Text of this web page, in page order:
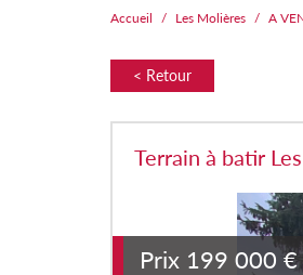
Accueil Les Molières A
< Retour
Terrain à batir
Prix 199 000 €